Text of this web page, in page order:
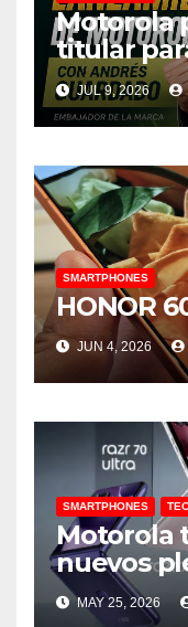
Motorola
titular
de la
del fútbol
JUL 9, 2026
SMARTPHONES
HONOR
JUN 4, 2026
SMARTPHONES
Motorola
nuevos
MAY 25, 2026